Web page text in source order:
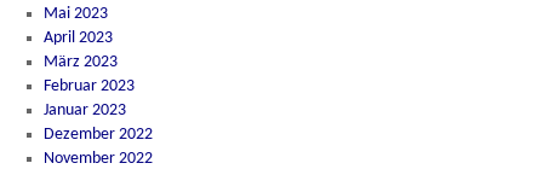
Mai 2023
April 2023
März 2023
Februar 2023
Januar 2023
Dezember 2022
November 2022